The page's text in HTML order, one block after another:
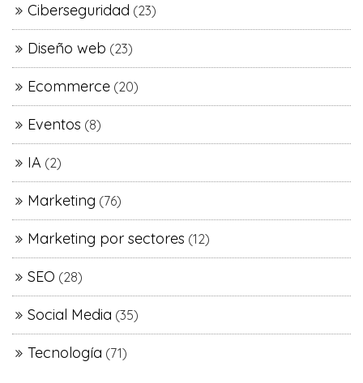
Ciberseguridad (23)
Diseño web (23)
Ecommerce (20)
Eventos (8)
IA (2)
Marketing (76)
Marketing por sectores (12)
SEO (28)
Social Media (35)
Tecnología (71)